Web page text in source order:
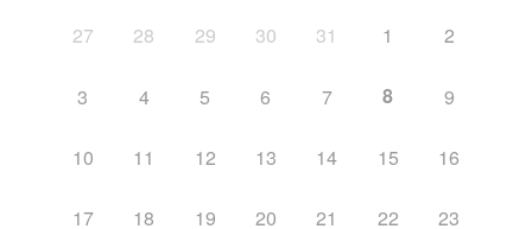
27
28 29 30 31 1 2
3 4 5 6 7 8 9
10 11 12 13 14 15 16
17 18 19 20 21 22 23